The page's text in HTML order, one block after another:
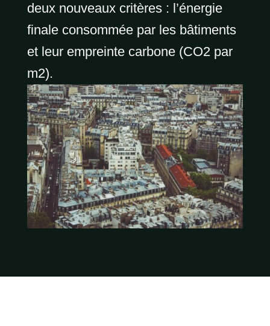
deux nouveaux critères : l’énergie
finale consommée par les bâtiments
et leur empreinte carbone (CO2 par
m2).